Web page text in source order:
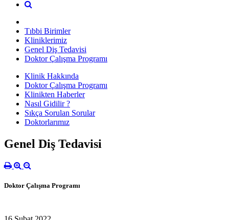
Tıbbi Birimler
Kliniklerimiz
Genel Diş Tedavisi
Doktor Çalışma Programı
Klinik Hakkında
Doktor Çalışma Programı
Klinikten Haberler
Nasıl Gidilir ?
Sıkça Sorulan Sorular
Doktorlarımız
Genel Diş Tedavisi
Doktor Çalışma Programı